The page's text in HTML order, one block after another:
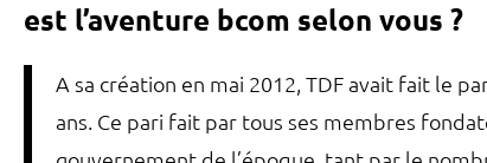
est l’aventure bcom selon vous ?
A sa création en mai 2012, TDF avait fait le
ans. Ce pari fait par tous ses membres